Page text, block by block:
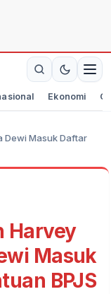
Ekonomi
Dewi Masuk Daftar
Harvey
Masuk
BPJS